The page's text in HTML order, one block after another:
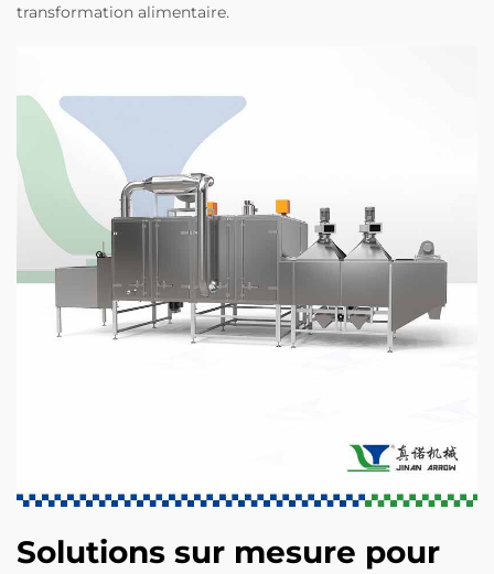
transformation alimentaire.
Solutions sur mesure pour